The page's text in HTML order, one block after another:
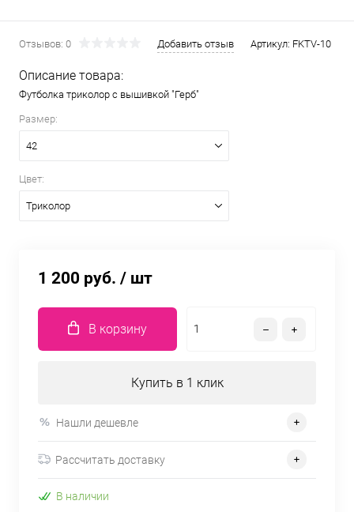
Отзывов: 0 Добавить отзыв Артикул: FKTV-10
Описание товара:
Футболка триколор с вышивкой "Герб"
Размер:
42
Цвет:
Триколор
1 200 руб. / шт
В корзину
Купить в 1 клик
Нашли дешевле
Рассчитать доставку
В наличии